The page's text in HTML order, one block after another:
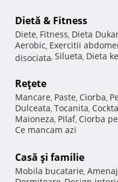
Dietă & Fitness
Diete, Fitness, Dieta
Aerobic, Exercitii
disociata, Silueta, Dieta
Reţete
Mancare, Paste, Ciorba,
Dulceata, Tocanita,
Maioneza, Pilaf, Ciorba
Ce mancam azi
Casă şi familie
Mobila bucatarie,